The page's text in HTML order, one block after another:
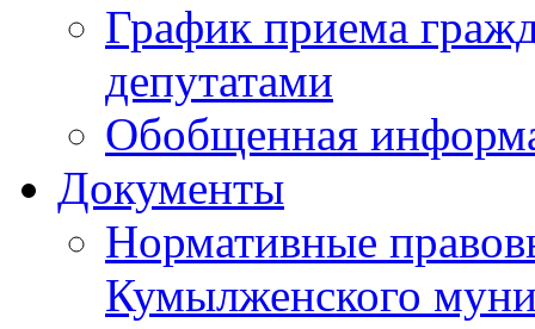
График приема
депутатами
Обобщенная
Документы
Нормативные
Кумылженского